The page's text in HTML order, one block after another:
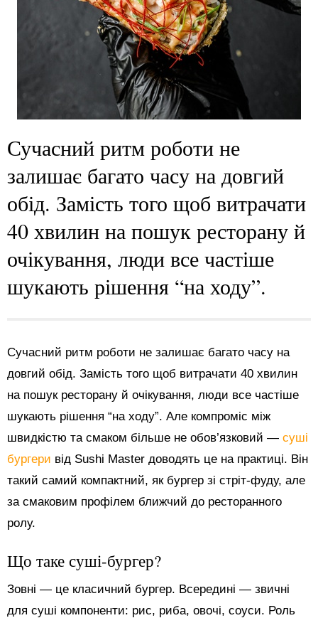
Сучасний ритм роботи не
залишає багато часу на довгий
обід. Замість того щоб витрачати
40 хвилин на пошук ресторану й
очікування, люди все частіше
шукають рішення “на ходу”.
Сучасний ритм роботи не залишає багато часу на
довгий обід. Замість того щоб витрачати 40 хвилин
на пошук ресторану й очікування, люди все частіше
шукають рішення “на ходу”. Але компроміс між
швидкістю та смаком більше не обов’язковий — суші
бургери від Sushi Master доводять це на практиці. Він
такий самий компактний, як бургер зі стріт-фуду, але
за смаковим профілем ближчий до ресторанного
ролу.
Що таке суші-бургер?
Зовні — це класичний бургер. Всередині — звичні
для суші компоненти: рис, риба, овочі, соуси. Роль